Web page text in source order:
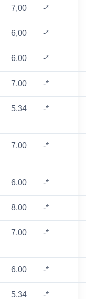
7,00 -*
6,00 -*
6,00 -*
7,00 -*
5,34 -*
7,00 -*
6,00 -*
8,00 -*
7,00 -*
6,00 -*
5,34 -*